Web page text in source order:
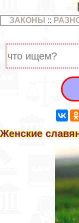
ЗАКОНЫ ::
Женские